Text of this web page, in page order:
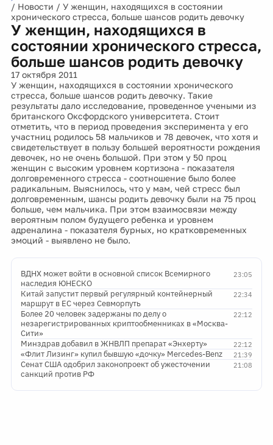
/ Новости / У женщин, находящихся в состоянии
хронического стресса, больше шансов родить девочку
У женщин, находящихся в
состоянии хронического стресса,
больше шансов родить девочку
17 октября 2011
У женщин, находящихся в состоянии хронического
стресса, больше шансов родить девочку. Такие
результаты дало исследование, проведенное учеными из
британского Оксфордского университета. Стоит
отметить, что в период проведения эксперимента у его
участниц родилось 58 мальчиков и 78 девочек, что хотя и
свидетельствует в пользу большей вероятности рождения
девочек, но не очень большой. При этом у 50 проц
женщин с высоким уровнем кортизона - показателя
долговременного стресса - соотношение было более
радикальным. Выяснилось, что у мам, чей стресс был
долговременным, шансы родить девочку были на 75 проц
больше, чем мальчика. При этом взаимосвязи между
вероятным полом будущего ребенка и уровнем
адреналина - показателя бурных, но кратковременных
эмоций - выявлено не было.
23:05
ВДНХ может войти в основной список Всемирного
наследия ЮНЕСКО
22:34
Китай запустит первый регулярный контейнерный
маршрут в ЕС через Севморпуть
22:12
Более 20 человек задержаны по делу о
незарегистрированных криптообменниках в «Москва-
Сити»
22:12
Минздрав добавил в ЖНВЛП препарат «Энхерту»
21:39
«Флит Лизинг» купил бывшую «дочку» Mercedes-Benz
21:08
Сенат США одобрил законопроект об ужесточении
санкций против РФ